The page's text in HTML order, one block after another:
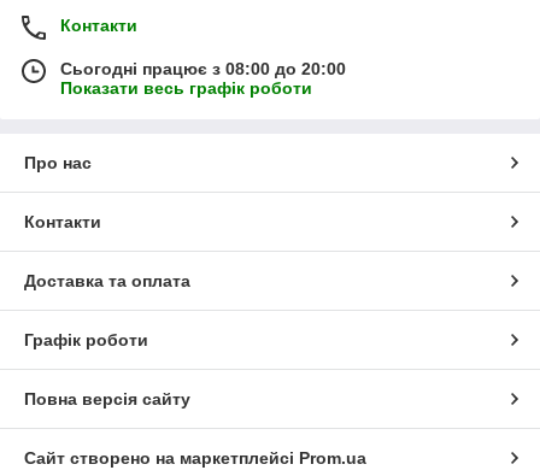
Контакти
Сьогодні працює з 08:00 до 20:00
Показати весь графік роботи
Про нас
Контакти
Доставка та оплата
Графік роботи
Повна версія сайту
Сайт створено на маркетплейсі Prom.ua